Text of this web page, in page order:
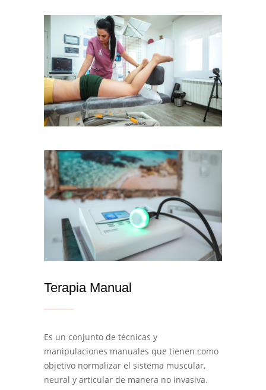
Terapia Manual
Es un conjunto de técnicas y
manipulaciones manuales que tienen como
objetivo normalizar el sistema muscular,
neural y articular de manera no invasiva.